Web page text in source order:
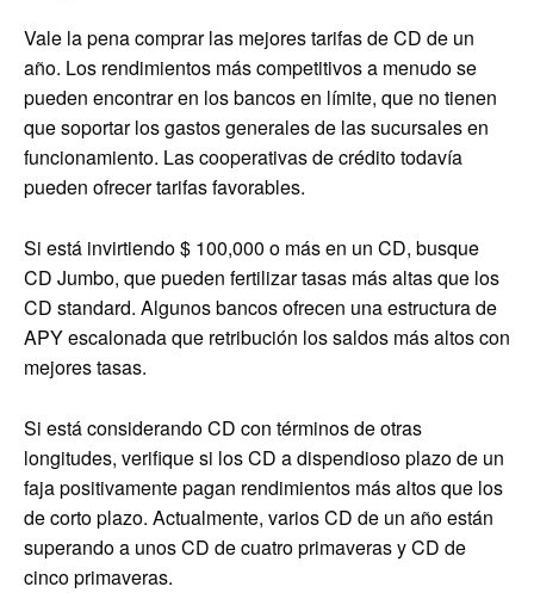
Vale la pena comprar las mejores tarifas de CD de un
año. Los rendimientos más competitivos a menudo se
pueden encontrar en los bancos en límite, que no tienen
que soportar los gastos generales de las sucursales en
funcionamiento. Las cooperativas de crédito todavía
pueden ofrecer tarifas favorables.
Si está invirtiendo $ 100,000 o más en un CD, busque
CD Jumbo, que pueden fertilizar tasas más altas que los
CD standard. Algunos bancos ofrecen una estructura de
APY escalonada que retribución los saldos más altos con
mejores tasas.
Si está considerando CD con términos de otras
longitudes, verifique si los CD a dispendioso plazo de un
faja positivamente pagan rendimientos más altos que los
de corto plazo. Actualmente, varios CD de un año están
superando a unos CD de cuatro primaveras y CD de
cinco primaveras.